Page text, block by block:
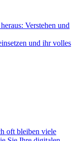
Verstehen und
und ihr volles
oft bleiben viele